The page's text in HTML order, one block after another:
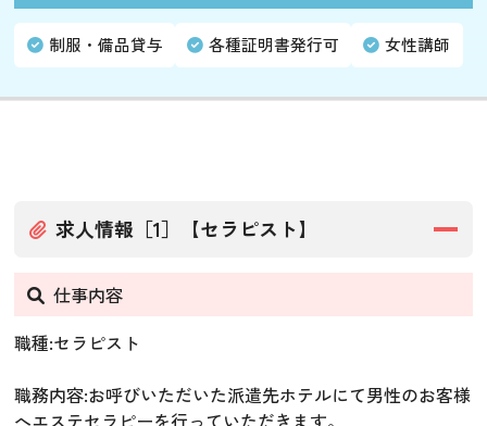
制服・備品貸与 各種証明書発行可 女性講師
求人情報［1］【セラピスト】
仕事内容
職種:セラピスト
職務内容:お呼びいただいた派遣先ホテルにて男性のお客様
へエステセラピーを行っていただきます。